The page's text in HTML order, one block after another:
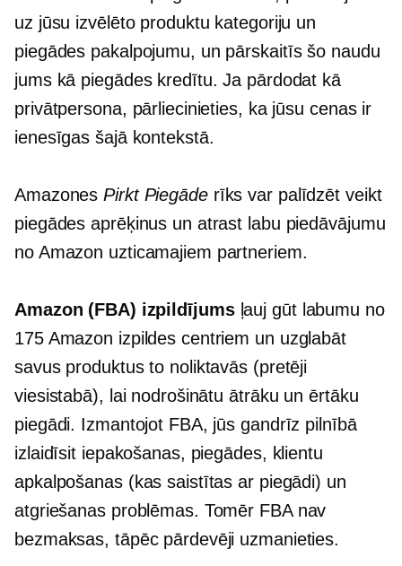
uz jūsu izvēlēto produktu kategoriju un
piegādes pakalpojumu, un pārskaitīs šo naudu
jums kā piegādes kredītu. Ja pārdodat kā
privātpersona, pārliecinieties, ka jūsu cenas ir
ienesīgas šajā kontekstā.
AmazonesPirkt Piegāderīks var palīdzēt veikt
piegādes aprēķinus un atrast labu piedāvājumu
no Amazon uzticamajiem partneriem.
Amazon (FBA) izpildījumsļauj gūt labumu no
175 Amazon izpildes centriem un uzglabāt
savus produktus to noliktavās (pretēji
viesistabā), lai nodrošinātu ātrāku un ērtāku
piegādi. Izmantojot FBA, jūs gandrīz pilnībā
izlaidīsit iepakošanas, piegādes, klientu
apkalpošanas (kas saistītas ar piegādi) un
atgriešanas problēmas. Tomēr FBA nav
bezmaksas, tāpēc pārdevēji uzmanieties.